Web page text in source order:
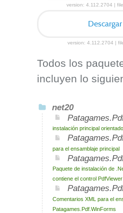
version: 4.112.2704 |
version: 4.112.2704 |
Todos los
incluyen lo
net20
instalación principal
para el ensamblaje principal
Paquete de instalación de
contiene el control
Comentarios XML para el
Patagames.Pdf.WinForms